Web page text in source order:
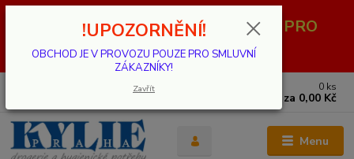
OBCHOD JE V PROVOZU POUZE PRO
SMLUVNÍ ZÁKAZNÍKY!
Menu
0 ks
za 0,00 Kč
!UPOZORNĚNÍ!
OBCHOD JE V PROVOZU POUZE PRO SMLUVNÍ
ZÁKAZNÍKY!
Zavřít